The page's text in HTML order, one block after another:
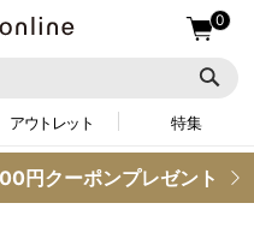
0
アウトレット 特集
円クーポンプレゼント